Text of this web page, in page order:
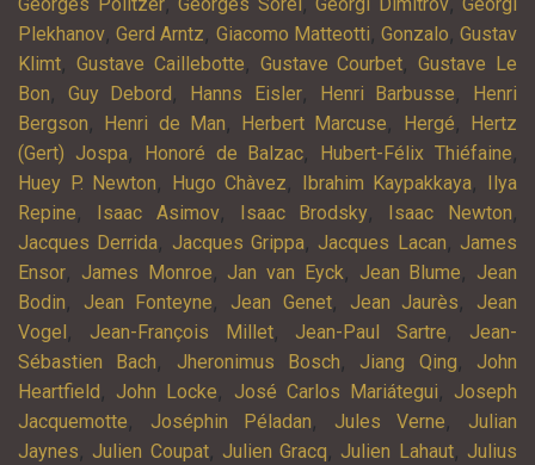
Georges Politzer Georges Sorel Georgi Dimitrov
Georgi
Plekhanov,Gerd Arntz, Giacomo Matteotti, Gonzalo,Gustav
Klimt, Gustave Caillebotte, Gustave Courbet,Gustave Le
Bon, Guy Debord , Hanns Eisler, Henri Barbusse,
Henri
Bergson, Henri de Man, Herbert Marcuse, Hergé,
Hertz
(Gert) Jospa, Honoré de Balzac, Hubert-Félix Thiéfaine,
Huey P. Newton, Hugo Chàvez, Ibrahim Kaypakkaya,
Ilya
Repine, Isaac Asimov, Isaac Brodsky, Isaac Newton,
Jacques Derrida, Jacques Grippa, Jacques Lacan, James
Ensor, James Monroe, Jan van Eyck, Jean Blume, Jean
Bodin, Jean Fonteyne, Jean Genet, Jean Jaurès, Jean
Vogel , Jean-François Millet, Jean-Paul Sartre, Jean-
Sébastien Bach, Jheronimus Bosch, Jiang Qing, John
Heartfield , John Locke, José Carlos Mariátegui, Joseph
Jacquemotte, Joséphin Péladan, Jules Verne, Julian
Jaynes, Julien Coupat, Julien Gracq, Julien Lahaut, Julius